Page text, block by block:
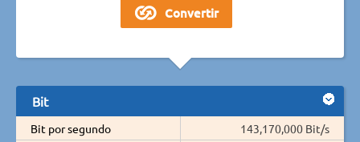
Bit
Bit por segundo
143,170,000 Bit/s